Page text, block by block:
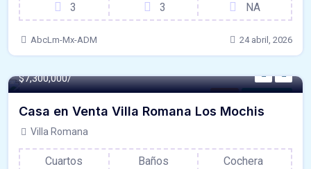
3
3
NA
AbcLm-Mx-ADM 24 abril, 2026
Casa Para Venta
$7,300,000/
Casa en Venta Villa Romana Los Mochis
Villa Romana
Cuartos
Baños
Cochera